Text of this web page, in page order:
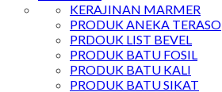
KERAJINAN MARMER
PRODUK ANEKA TERASO
PRDOUK LIST BEVEL
PRODUK BATU FOSIL
PRODUK BATU KALI
PRODUK BATU SIKAT